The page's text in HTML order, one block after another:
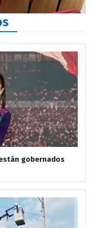
gobernados